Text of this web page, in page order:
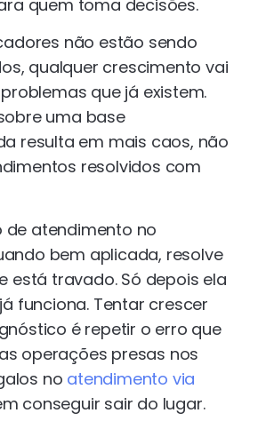
quem toma decisões.
não estão sendo
qualquer crescimento vai
que já existem.
uma base
resulta em mais caos, não
resolvidos com
atendimento no
bem aplicada, resolve
está travado. Só depois ela
funciona. Tentar crescer
é repetir o erro que
operações presas nos
no atendimento via
conseguir sair do lugar.